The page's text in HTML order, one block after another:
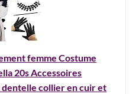
femme Costume
20s Accessoires
dentelle collier en cuir et